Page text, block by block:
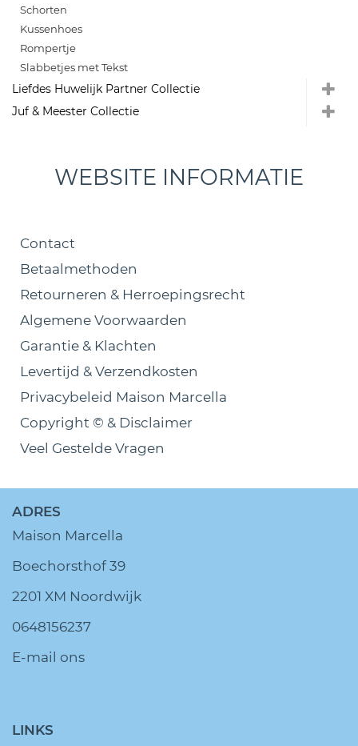
Schorten
Kussenhoes
Rompertje
Slabbetjes met Tekst
Liefdes Huwelijk Partner Collectie
Juf & Meester Collectie
WEBSITE INFORMATIE
Contact
Betaalmethoden
Retourneren & Herroepingsrecht
Algemene Voorwaarden
Garantie & Klachten
Levertijd & Verzendkosten
Privacybeleid Maison Marcella
Copyright © & Disclaimer
Veel Gestelde Vragen
ADRES
Maison Marcella
Boechorsthof 39
2201 XM Noordwijk
0648156237
E-mail ons
LINKS